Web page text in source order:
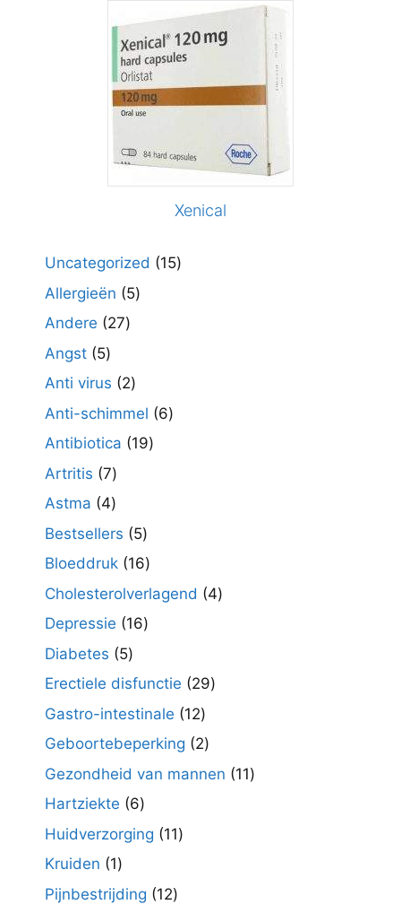
Xenical
Uncategorized 1515
Allergieën 55
Andere 2727
Angst 55
producten
Anti virus 22
producten
Anti-schimmel 66
Antibiotica 1919
Artritis 77
producten
Astma 44
producten
Bestsellers 55
producten
Bloeddruk 1616
producten
Cholesterolverlagend 44
Depressie 1616
Diabetes 55
producten
Erectiele disfunctie 2929
Gastro-intestinale 1212
producten
Geboortebeperking 22
producten
Gezondheid van mannen 1111
Hartziekte 66
producten
Huidverzorging 1111
Kruiden 11
product
Pijnbestrijding 1212